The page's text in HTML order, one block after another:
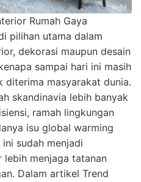
Rumah Gaya
pilihan utama dalam
dekorasi maupun desain
sampai hari ini masih
diterima masyarakat dunia.
skandinavia lebih banyak
ramah lingkungan
isu global warming
sudah menjadi
lebih menjaga tatanan
Dalam artikel Trend